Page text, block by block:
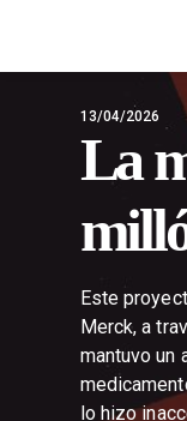
13/04/2026
La
Este
Merck, a
mantuvo un
lo hizo